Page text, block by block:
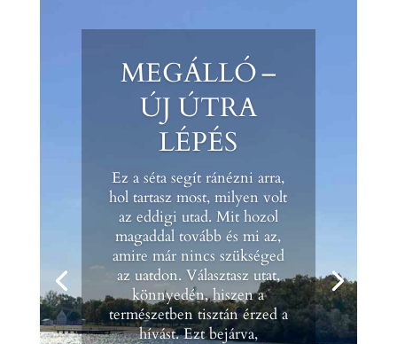
MEGÁLLÓ –
ÚJ ÚTRA
LÉPÉS
Ez a séta segít ránézni arra,
hol tartasz most, milyen volt
az eddigi utad. Mit hozol
magaddal tovább és mi az,
amire már nincs szükséged
az uatdon. Választasz utat,
könnyedén, hiszen a
természetben tisztán érzed a
hívást. Ezt bejárva,